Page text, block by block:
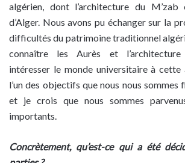
algérien, dont l’architecture du
d’Alger. Nous avons pu échanger sur la
difficultés du patrimoine traditionnel
connaître les Aurès et l’architecture
intéresser le monde universitaire à cette
l’un des objectifs que nous nous
et je crois que nous sommes
importants.
Concrètement, qu’est-ce qui a été